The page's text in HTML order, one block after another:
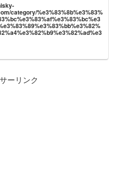
category/%e3%83%8b%e3%83%
ーリンク